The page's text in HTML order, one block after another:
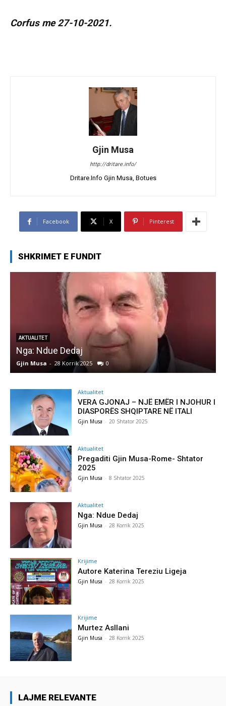
Corfus me 27-10-2021.
Gjin Musa
http://dritare.info/
Dritare.Info Gjin Musa, Botues
Facebook X Pinterest
SHKRIMET E FUNDIT
AKTUALITET
Nga: Ndue Dedaj
Gjin Musa - 28 Korrik 2025 0
Aktualitet
VERA GJONAJ – NJË EMËR I NJOHUR I
DIASPORËS SHQIPTARE NË ITALI
Gjin Musa - 20 Shtator 2025
Aktualitet
Pregaditi Gjin Musa-Rome- Shtator
2025
Gjin Musa - 8 Shtator 2025
Aktualitet
Nga: Ndue Dedaj
Gjin Musa - 28 Korrik 2025
Krijime
Autore Katerina Tereziu Ligeja
Gjin Musa - 28 Korrik 2025
Krijime
Murtez Asllani
Gjin Musa - 28 Korrik 2025
LAJME RELEVANTE